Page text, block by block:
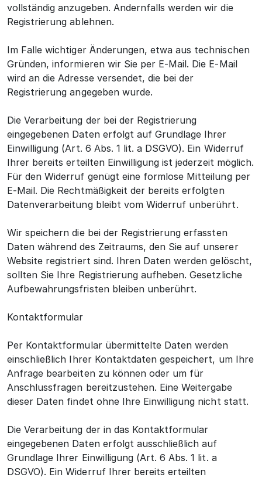
vollständig anzugeben. Andernfalls werden wir die
Registrierung ablehnen.
Im Falle wichtiger Änderungen, etwa aus technischen
Gründen, informieren wir Sie per E-Mail. Die E-Mail
wird an die Adresse versendet, die bei der
Registrierung angegeben wurde.
Die Verarbeitung der bei der Registrierung
eingegebenen Daten erfolgt auf Grundlage Ihrer
Einwilligung (Art. 6 Abs. 1 lit. a DSGVO). Ein Widerruf
Ihrer bereits erteilten Einwilligung ist jederzeit möglich.
Für den Widerruf genügt eine formlose Mitteilung per
E-Mail. Die Rechtmäßigkeit der bereits erfolgten
Datenverarbeitung bleibt vom Widerruf unberührt.
Wir speichern die bei der Registrierung erfassten
Daten während des Zeitraums, den Sie auf unserer
Website registriert sind. Ihren Daten werden gelöscht,
sollten Sie Ihre Registrierung aufheben. Gesetzliche
Aufbewahrungsfristen bleiben unberührt.
Kontaktformular
Per Kontaktformular übermittelte Daten werden
einschließlich Ihrer Kontaktdaten gespeichert, um Ihre
Anfrage bearbeiten zu können oder um für
Anschlussfragen bereitzustehen. Eine Weitergabe
dieser Daten findet ohne Ihre Einwilligung nicht statt.
Die Verarbeitung der in das Kontaktformular
eingegebenen Daten erfolgt ausschließlich auf
Grundlage Ihrer Einwilligung (Art. 6 Abs. 1 lit. a
DSGVO). Ein Widerruf Ihrer bereits erteilten